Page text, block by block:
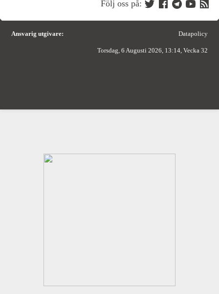
Följ oss på:
Ansvarig utgivare: Datapolicy
Torsdag, 6 Augusti 2026, 13:14, Vecka 32